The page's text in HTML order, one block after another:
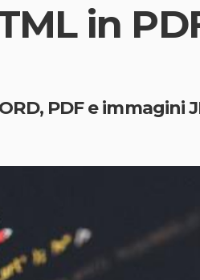
in
PDF e immagini